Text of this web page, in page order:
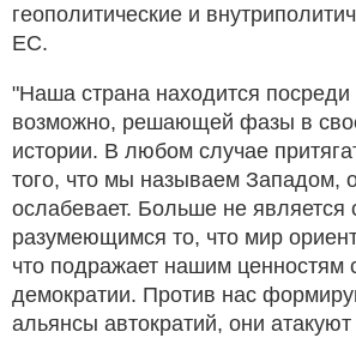
геополитические и
ЕС.
"Наша страна находится
возможно, решающей фазы в
истории. В любом случае
того, что мы называем Западом,
ослабевает. Больше не является
разумеющимся то, что мир
что подражает нашим ценностям
демократии. Против нас
альянсы автократий, они